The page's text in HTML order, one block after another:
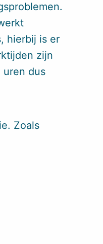
hierbij is er
zijn
uren dus
Zoals